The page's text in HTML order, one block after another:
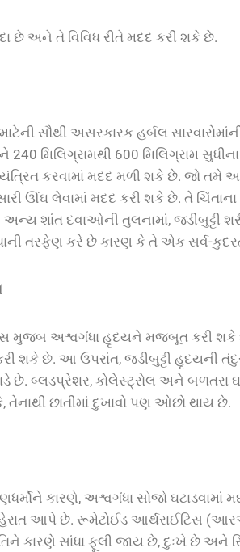
છે અને તે વિવિધ રીતે મદદ કરી શકે છે.
સૌથી અસરકારક હર્બલ
240 મિલિગ્રામથી 600 મિલિગ્રામ સુધીના
કરવામાં મદદ મળી શકે છે. જો તમે
ઊંઘ લેવામાં મદદ કરી શકે છે. તે
શાંત દવાઓની તુલનામાં, જડીબુટ્ટી
તરફેણ કરે છે કારણ કે તે એક સર્વ-
મુજબ અશ્વગંધા હૃદયને મજબૂત કરી શકે
શકે છે. આ ઉપરાંત, જડીબુટ્ટી હૃદયની
છે. બ્લડપ્રેશર, કોલેસ્ટ્રોલ અને બળતરા
, તેનાથી છાતીમાં દુખાવો પણ ઓછો થાય છે.
કારણે, અશ્વગંધા સોજો ઘટાડવામાં
આપે છે. રૂમેટોઈડ આર્થરાઈટિસ
કારણે સાંધા ફૂલી જાય છે, દુઃખે છે